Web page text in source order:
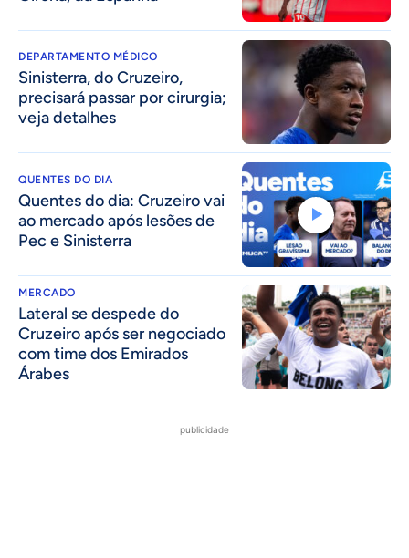
DEPARTAMENTO MÉDICO
Sinisterra, do Cruzeiro,
precisará passar por cirurgia;
veja detalhes
QUENTES DO DIA
Quentes do dia: Cruzeiro vai
ao mercado após lesões de
Pec e Sinisterra
MERCADO
Lateral se despede do
Cruzeiro após ser negociado
com time dos Emirados
Árabes
publicidade